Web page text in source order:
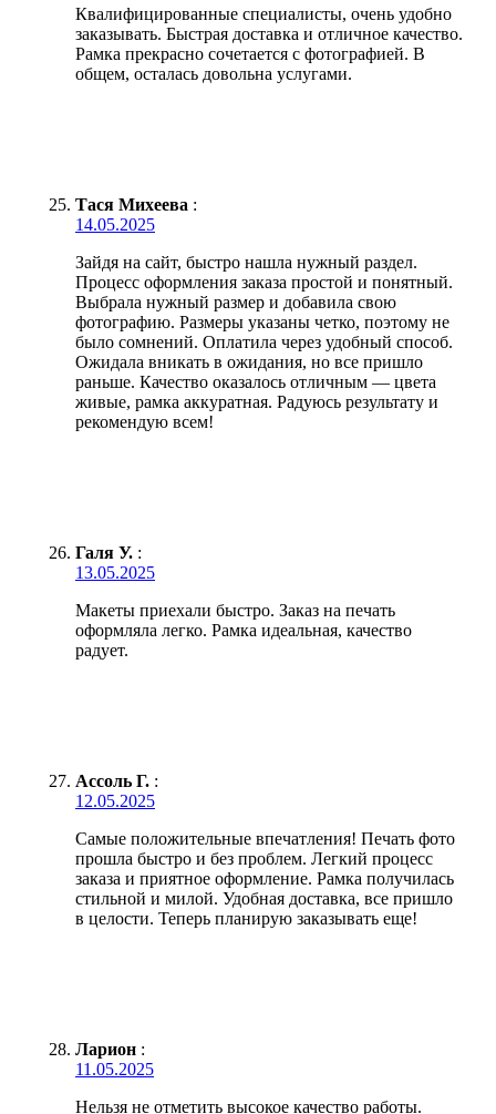
Квалифицированные специалисты, очень удобно
заказывать. Быстрая доставка и отличное качество.
Рамка прекрасно сочетается с фотографией. В
общем, осталась довольна услугами.
Тася Михеева :
14.05.2025
Зайдя на сайт, быстро нашла нужный раздел.
Процесс оформления заказа простой и понятный.
Выбрала нужный размер и добавила свою
фотографию. Размеры указаны четко, поэтому не
было сомнений. Оплатила через удобный способ.
Ожидала вникать в ожидания, но все пришло
раньше. Качество оказалось отличным — цвета
живые, рамка аккуратная. Радуюсь результату и
рекомендую всем!
Галя У. :
13.05.2025
Макеты приехали быстро. Заказ на печать
оформляла легко. Рамка идеальная, качество
радует.
Ассоль Г. :
12.05.2025
Самые положительные впечатления! Печать фото
прошла быстро и без проблем. Легкий процесс
заказа и приятное оформление. Рамка получилась
стильной и милой. Удобная доставка, все пришло
в целости. Теперь планирую заказывать еще!
Ларион :
11.05.2025
Нельзя не отметить высокое качество работы.